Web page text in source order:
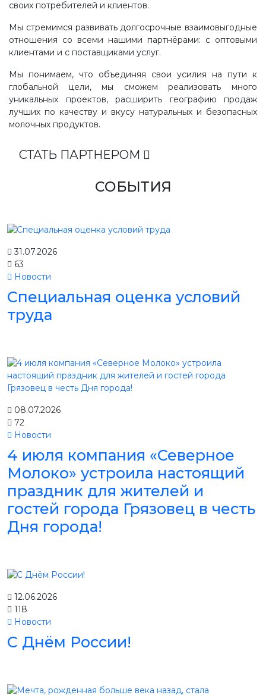
своих потребителей и клиентов.
Мы стремимся развивать долгосрочные взаимовыгодные
отношения со всеми нашими партнёрами: с оптовыми
клиентами и с поставщиками услуг.
Мы понимаем, что объединяя свои усилия на пути к
глобальной цели, мы сможем реализовать много
уникальных проектов, расширить географию продаж
лучших по качеству и вкусу натуральных и безопасных
молочных продуктов.
СТАТЬ ПАРТНЕРОМ
СОБЫТИЯ
31.07.2026
63
Новости
Специальная оценка условий
труда
08.07.2026
72
Новости
4 июля компания «Северное
Молоко» устроила настоящий
праздник для жителей и
гостей города Грязовец в честь
Дня города!
12.06.2026
118
Новости
С Днём России!